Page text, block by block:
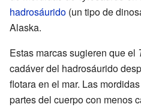
hadrosáurido (un tipo de
Alaska.
Estas marcas sugieren que el
cadáver del hadrosáurido
flotara en el mar. Las
partes del cuerpo con menos